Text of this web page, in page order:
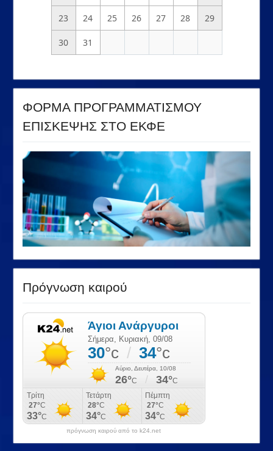
23 24 25 26 27 28 29
30 31
ΦΟΡΜΑ ΠΡΟΓΡΑΜΜΑΤΙΣΜΟΥ
ΕΠΙΣΚΕΨΗΣ ΣΤΟ ΕΚΦΕ
Πρόγνωση καιρού
πρόγνωση καιρού από το k24.net